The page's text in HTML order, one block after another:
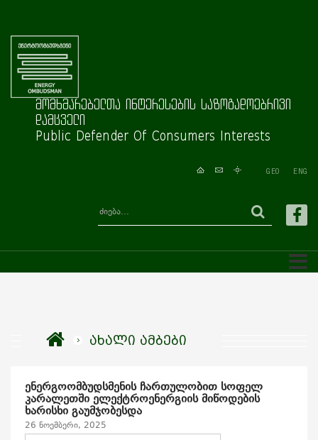
მომხმარებელთა ინტერესების საზოგადოებრივი
დამცველი
Public Defender Of Consumers Interests
GEO ENG
ახალი ამბები
ენერგოომბუდსმენის ჩართულობით სოფელ
კარალეთში ელექტროენერგიის მიწოდების
ხარისხი გაუმჯობესდა
26 ნოემბერი, 2025